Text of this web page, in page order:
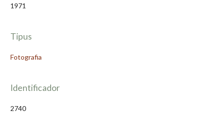
1971
Tipus
Fotografia
Identificador
2740